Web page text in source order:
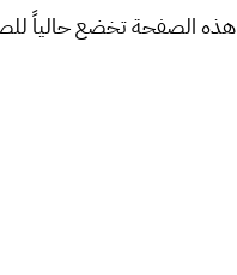
هذه الصفحة تخضع حالياً